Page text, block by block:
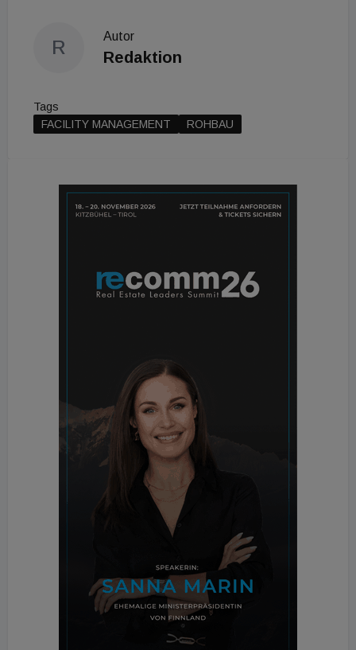
R
Autor
Redaktion
Tags
FACILITY MANAGEMENT
ROHBAU